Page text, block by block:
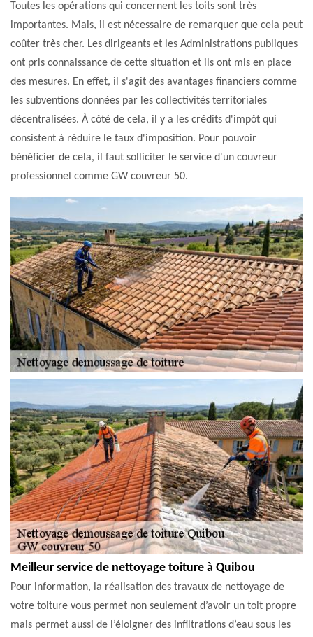
Toutes les opérations qui concernent les toits sont très
importantes. Mais, il est nécessaire de remarquer que cela peut
coûter très cher. Les dirigeants et les Administrations publiques
ont pris connaissance de cette situation et ils ont mis en place
des mesures. En effet, il s'agit des avantages financiers comme
les subventions données par les collectivités territoriales
décentralisées. À côté de cela, il y a les crédits d'impôt qui
consistent à réduire le taux d'imposition. Pour pouvoir
bénéficier de cela, il faut solliciter le service d'un couvreur
professionnel comme GW couvreur 50.
Meilleur service de nettoyage toiture à Quibou
Pour information, la réalisation des travaux de nettoyage de
votre toiture vous permet non seulement d’avoir un toit propre
mais permet aussi de l’éloigner des infiltrations d’eau sous les